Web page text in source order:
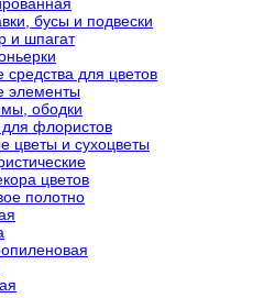
бусы и подвески
и шпагат
средства для цветов
элементы
ободки
флористов
цветы и сухоцветы
цветов
полотно